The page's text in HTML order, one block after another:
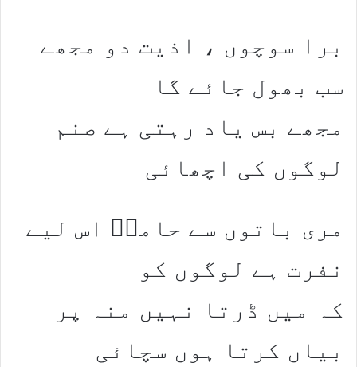
برا سوچوں ، اذیت دو مجھے
سب بھول جائے گا
مجھے بس یاد رہتی ہے صنم
لوگوں کی اچھائی
مری باتوں سے حامیؔ اس لیے
نفرت ہے لوگوں کو
کہ میں ڈرتا نہیں منہ پر
بیاں کرتا ہوں سچائی